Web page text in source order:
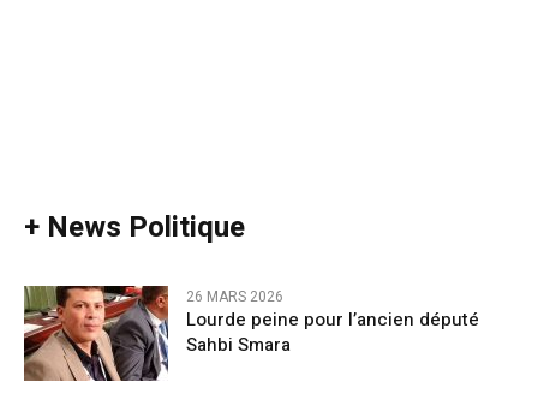
+ News Politique
26 MARS 2026
Lourde peine pour l’ancien député
Sahbi Smara